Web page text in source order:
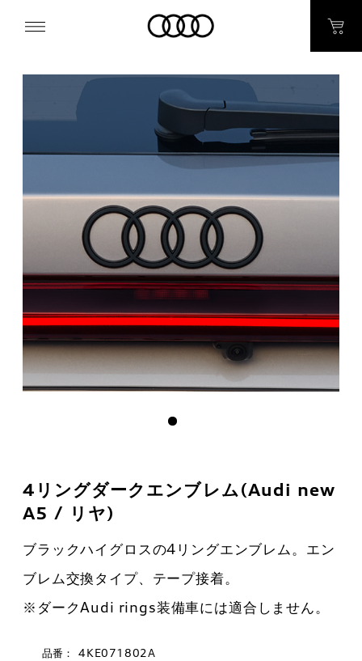
4リングダークエンブレム(Audi new
A5 / リヤ)
ブラックハイグロスの4リングエンブレム。エン
ブレム交換タイプ、テープ接着。
※ダークAudi rings装備車には適合しません。
品番： 4KE071802A